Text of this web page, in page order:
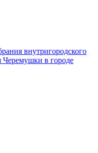
внутригородского
Черемушки в городе